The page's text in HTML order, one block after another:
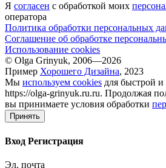
Я согласен с обработкой моих
оператора
Политика обработки персональных
Соглашение об обработке
Использование cookies
© Olga Grinyuk, 2006—2026
Пример Хорошего Дизайна, 2023
Мы используем cookies для быстрой и
https://olga-grinyuk.ru.ru. Продолжая
вы принимаете условия обработки
Принять
Вход Регистрация
Эл. почта